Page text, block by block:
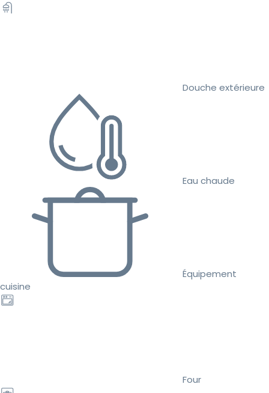
Douche extérieure
Eau chaude
Équipement
cuisine
Four